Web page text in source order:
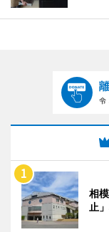
相
止